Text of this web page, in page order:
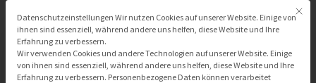
Inhalt
springen
Mit
Datenschutzeinstellungen
Datenschutzeinstellungen Wir nutzen Cookies auf unserer Website. Einige von
ihnen sind essenziell, während andere uns helfen, diese Website und Ihre
Erfahrung zu verbessern.
Wir verwenden Cookies und andere Technologien auf unserer Website. Einige
von ihnen sind essenziell, während andere uns helfen, diese Website und Ihre
Erfahrung zu verbessern. Personenbezogene Daten können verarbeitet